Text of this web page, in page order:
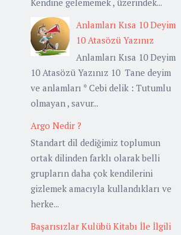
Kendine gelememek , üzerindek...
Anlamları Kısa 10 Deyim
10 Atasözü Yazınız
Anlamları Kısa 10 Deyim
10 Atasözü Yazınız 10 Tane deyim
ve anlamları * Cebi delik : Tutumlu
olmayan , savur...
Argo Nedir ?
Standart dil dediğimiz toplumun
ortak dilinden farklı olarak belli
grupların daha çok kendilerini
gizlemek amacıyla kullandıkları ve
herke...
Başarısızlar Kulübü Kitabı İle İlgili